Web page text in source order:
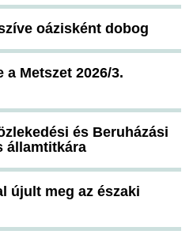
oázisként dobog
Metszet 2026/3.
és Beruházási
államtitkára
újult meg az északi